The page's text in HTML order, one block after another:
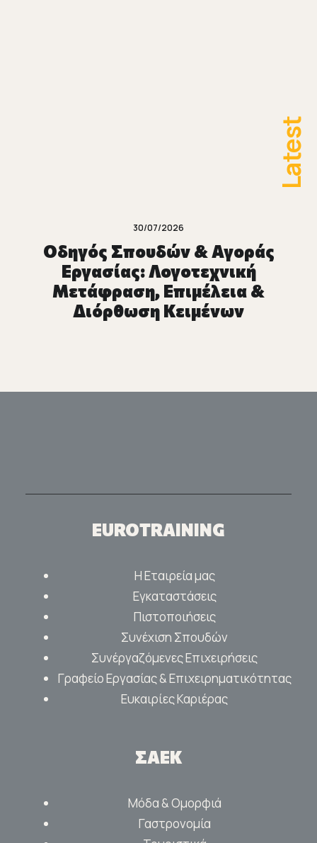
30/07/2026
Οδηγός Σπουδών & Αγοράς
Εργασίας: Λογοτεχνική
Μετάφραση, Επιμέλεια &
Διόρθωση Κειμένων
Latest
EUROTRAINING
Η Εταιρεία μας
Εγκαταστάσεις
Πιστοποιήσεις
Συνέχιση Σπουδών
Συνέργαζόμενες Επιχειρήσεις
Γραφείο Εργασίας & Επιχειρηματικότητας
Ευκαιρίες Καριέρας
ΣΑΕΚ
Μόδα & Ομορφιά
Γαστρονομία